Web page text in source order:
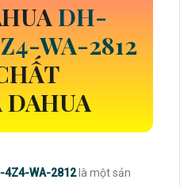
DH-
WA-2812
DAHUA
4Z4-WA-2812 là một sản